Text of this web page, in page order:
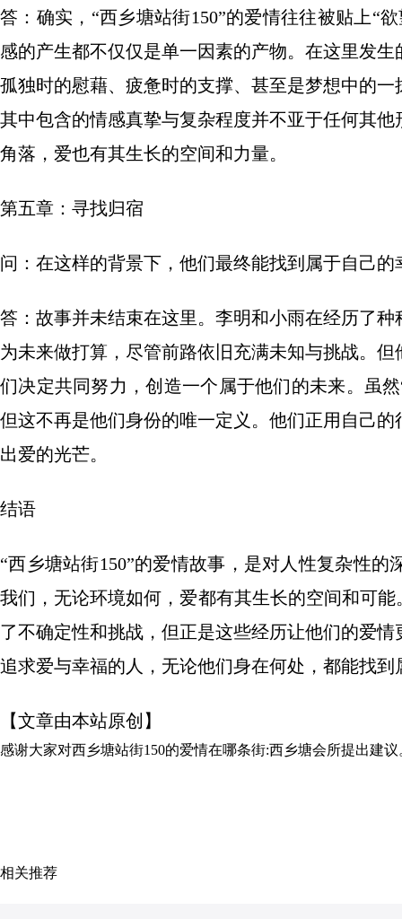
答：确实，“西乡塘站街150”的爱情往往被贴上“
感的产生都不仅仅是单一因素的产物。在这里发
孤独时的慰藉、疲惫时的支撑、甚至是梦想中的
其中包含的情感真挚与复杂程度并不亚于任何其
角落，爱也有其生长的空间和力量。
第五章：寻找归宿
问：在这样的背景下，他们最终能找到属于自己
答：故事并未结束在这里。李明和小雨在经历了
为未来做打算，尽管前路依旧充满未知与挑战。
们决定共同努力，创造一个属于他们的未来。虽
但这不再是他们身份的唯一定义。他们正用自己
出爱的光芒。
结语
“西乡塘站街150”的爱情故事，是对人性复杂性
我们，无论环境如何，爱都有其生长的空间和可
了不确定性和挑战，但正是这些经历让他们的爱
追求爱与幸福的人，无论他们身在何处，都能找
【文章由本站原创】
感谢大家对西乡塘站街150的爱情在哪条街:西乡塘会所提出建议
相关推荐